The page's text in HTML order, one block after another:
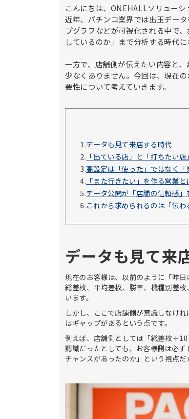
こんにちは、ONEHALLソリューシ
近年、パチンコ業界では出玉デー
プグラフなどが可視化される中で
しているのか」まで分析する時代に
一方で、店舗側が伝えたい内容と
少なくありません。今回は、現在
要性について考えていきます。
1.データも見て来店する時代
2. 「出ている店」と「打ちたい店
3.高設定は「使った」ではなく「
4. 「また行きたい」を作る営業と
5.データ公開が「店舗の信頼感」
6.これから求められるのは「伝わ
データも見て来
現在のお客様は、以前のように「昨
総差枚、平均差枚、勝率、機種別差
います。
しかし、ここで店舗側が意識しなけ
はギャップがあるという点です。
例えば、店舗側としては「総差枚＋10
認識だったとしても、お客様側は必
チャンスがあったのか」という視点だ